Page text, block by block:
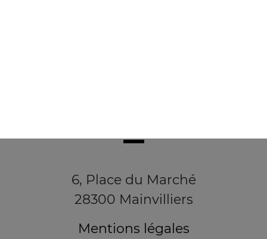
6, Place du Marché
28300 Mainvilliers
Mentions légales